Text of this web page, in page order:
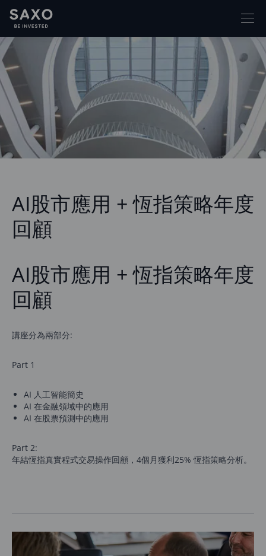
AI股市應用 + 恆指策略年度
回顧
AI股市應用 + 恆指策略年度
回顧
講座分為兩部分:
Part 1
AI 人工智能簡史
AI 在金融領域中的應用
AI 在股票預測中的應用
Part 2:
年結恆指真實程式交易操作回顧，4個月獲利25% 恆指策略分析。